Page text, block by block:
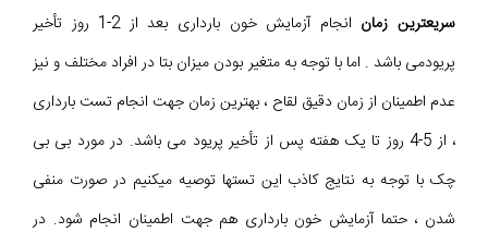
سریعترین زمان
انجام آزمایش خون بارداری بعد از 2-1 روز تأخیر
پریودمی باشد . اما با توجه به متغیر بودن میزان بتا در افراد مختلف و نیز
عدم اطمینان از زمان دقیق لقاح ، بهترین زمان جهت انجام تست بارداری
، از 5-4 روز تا یک هفته پس از تأخیر پریود می باشد. در مورد بی بی
چک با توجه به نتایج کاذب این تستها توصیه میکنیم در صورت منفی
شدن ، حتما آزمایش خون بارداری هم جهت اطمینان انجام شود. در